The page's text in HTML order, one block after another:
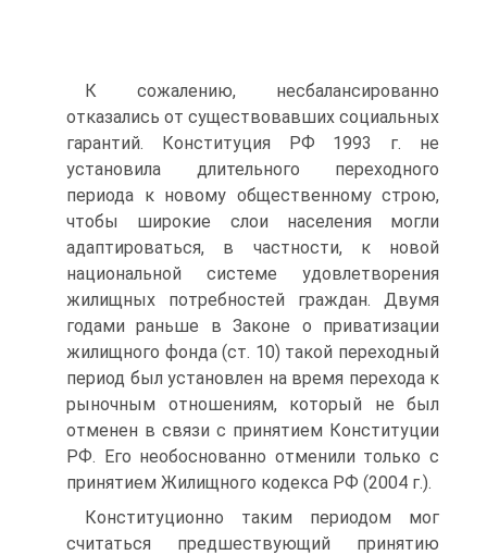
К сожалению, несбалансированно
отказались от существовавших социальных
гарантий. Конституция РФ 1993 г. не
установила длительного переходного
периода к новому общественному строю,
чтобы широкие слои населения могли
адаптироваться, в частности, к новой
национальной системе удовлетворения
жилищных потребностей граждан. Двумя
годами раньше в Законе о приватизации
жилищного фонда (ст. 10) такой переходный
период был установлен на время перехода к
рыночным отношениям, который не был
отменен в связи с принятием Конституции
РФ. Его необоснованно отменили только с
принятием Жилищного кодекса РФ (2004 г.).
Конституционно таким периодом мог
считаться предшествующий принятию